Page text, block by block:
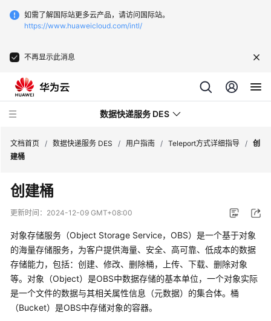
如需了解国际站更多云产品，请访问国际站。
https://www.huaweicloud.com/intl/
不再显示此消息
数据快递服务 DES
最
新
动
产
品
介
绍
文档首页 / 数据快递服务 DES / 用户指南 / Teleport方式详细指导 / 创
建桶
创建桶
更新时间： 2024-12-09 GMT+08:00
对象存储服务（Object Storage Service，OBS）是一个基于对象
的海量存储服务，为客户提供海量、安全、高可靠、低成本的数据
存储能力，包括：创建、修改、删除桶，上传、下载、删除对象
等。对象（Object）是OBS中数据存储的基本单位，一个对象实际
是一个文件的数据与其相关属性信息（元数据）的集合体。桶
（Bucket）是OBS中存储对象的容器。